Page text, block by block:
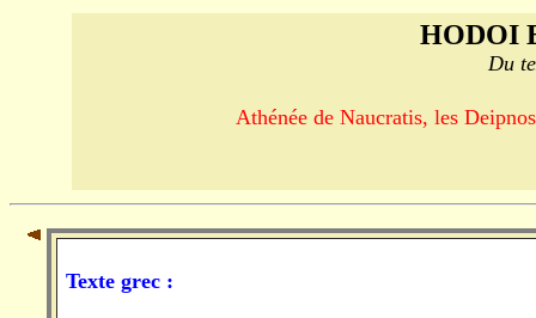
HODOI
Du
Athénée de Naucratis, les
Texte grec :